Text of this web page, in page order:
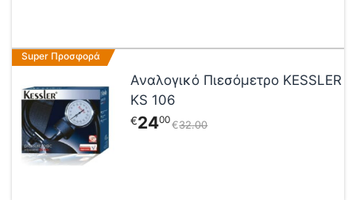
μπορούν
να
στη
σελίδα
του
προϊόντος
Super Προσφορά
Αναλογικό Πιεσόμετρο KESSLER
KS 106
32 00
€
2400
€